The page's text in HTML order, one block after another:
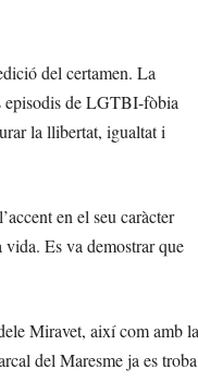
del certamen. La
episodis de LGTBI-fòbia
la llibertat, igualtat i
en el seu caràcter
vida. Es va demostrar que
Miravet, així com amb la
del Maresme ja es troba